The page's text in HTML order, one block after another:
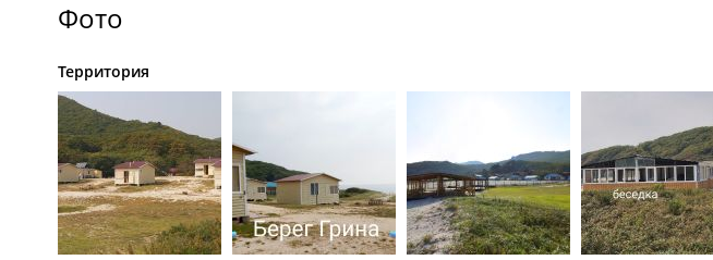
Фото
Территория